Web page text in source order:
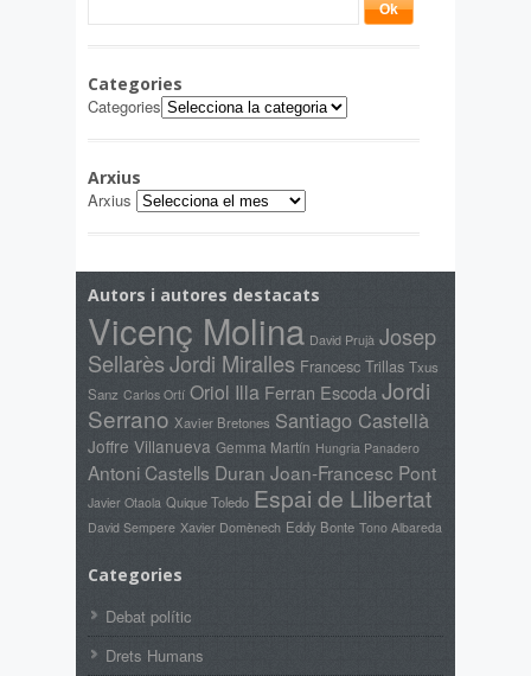
Categories
Categories
Arxius
Arxius
Autors i autores destacats
Vicenç Molina David Prujà Josep
SellarèsJordi Miralles Francesc Trillas Txus
Sanz Carlos Ortí Oriol Illa Ferran EscodaJordi
Serrano Xavier Bretones Santiago Castellà
Joffre Villanueva Gemma Martín Hungria Panadero
Antoni Castells Duran Joan-Francesc Pont
Javier Otaola Quique Toledo Espai de Llibertat
David Sempere Xavier Domènech Eddy Bonte Tono Albareda
Categories
Debat polític
Drets Humans